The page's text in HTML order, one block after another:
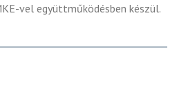
vel együttműködésben készül.